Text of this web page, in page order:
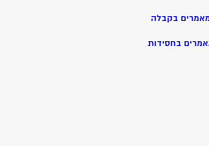
בקבלה
בחסידות